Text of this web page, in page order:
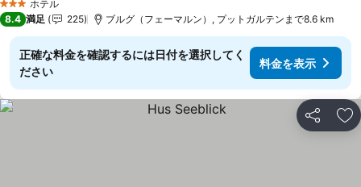
3 ホテルのランク
ホテル
8.4 満足 225 ブルグ（フェーマルン）, プットガルテンまで8.6 km
正確な料金を確認するには日付を選択してく
ださい
料金を表示
シェア お